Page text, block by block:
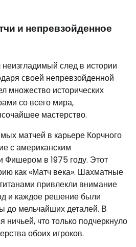
и непревзойденное
след в истории
своей непревзойденной
множество исторических
со всего мира,
мастерство.
матчей в карьере Корчного
с американским
Фишером в 1975 году. Этот
как «Матч века». Шахматные
привлекли внимание
и каждое решение были
до мельчайших деталей. В
ничьей, что только подчеркнуло
обоих игроков.